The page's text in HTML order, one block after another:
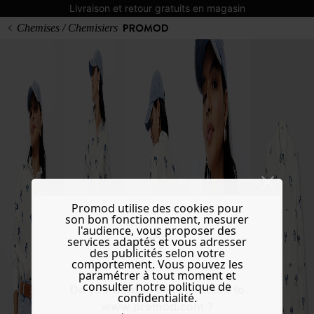
Livraison et retour gratuits en magasin
Do you want to be redirected to
www.promod.com ?
Chemises / Chemisiers
Promod utilise des cookies pour
son bon fonctionnement, mesurer
l'audience, vous proposer des
services adaptés et vous adresser
des publicités selon votre
comportement. Vous pouvez les
paramétrer à tout moment et
consulter notre politique de
confidentialité.